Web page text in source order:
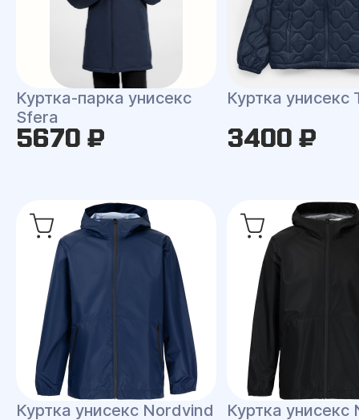
Куртка-парка унисекс
Sfera
5670 ₽
Куртка унисекс
3400 ₽
Куртка унисекс Nordvind
Куртка унисекс